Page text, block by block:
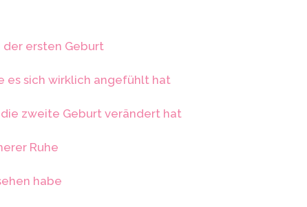
der ersten Geburt
es sich wirklich angefühlt hat
zweite Geburt verändert hat
Ruhe
habe